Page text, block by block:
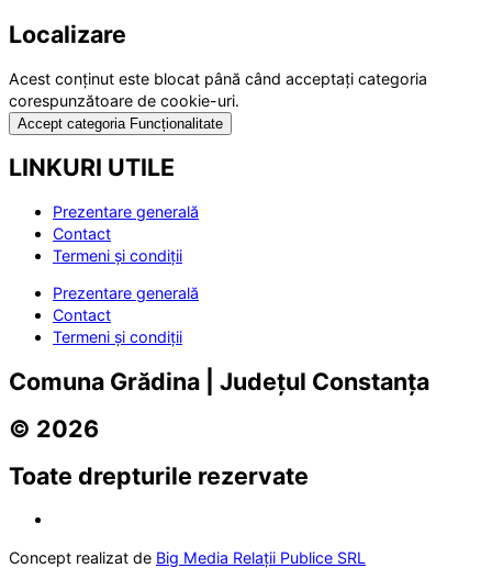
Localizare
Acest conținut este blocat până când acceptați categoria
corespunzătoare de cookie-uri.
Accept categoria Funcționalitate
LINKURI UTILE
Prezentare generală
Contact
Termeni și condiții
Prezentare generală
Contact
Termeni și condiții
Comuna Grădina | Județul Constanța
© 2026
Toate drepturile rezervate
Concept realizat de Big Media Relații Publice SRL